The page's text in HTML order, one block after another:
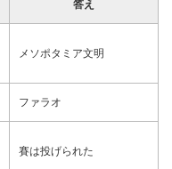
答え
メソポタミア文明
ファラオ
賽は投げられた